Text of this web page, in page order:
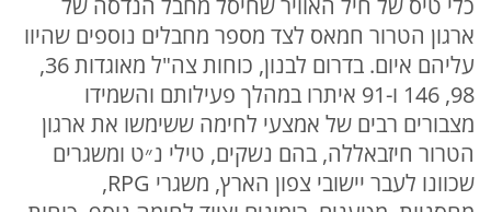
כלי טיס של חיל האוויר שחיסל מחבל הנדסה של
ארגון הטרור חמאס לצד מספר מחבלים נוספים שהיוו
עליהם איום. בדרום לבנון, כוחות צה"ל מאוגדות 36,
98, 146 ו-91 איתרו במהלך פעילותם והשמידו
מצבורים רבים של אמצעי לחימה ששימשו את ארגון
הטרור חיזבאללה, בהם נשקים, טילי נ״ט ומשגרים
שכוונו לעבר יישובי צפון הארץ, משגרי RPG,